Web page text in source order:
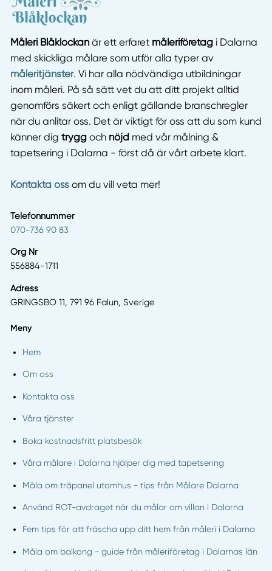
Måleri Blåklockanär ett erfaret måleriföretagi Dalarna
med skickliga målare som utför alla typer av
måleritjänster. Vi har alla nödvändiga utbildningar
inom måleri. På så sätt vet du att ditt projekt alltid
genomförs säkert och enligt gällande branschregler
när du anlitar oss. Det är viktigt för oss att du som kund
känner dig tryggoch nöjdmed vår målning &
tapetsering i Dalarna - först då är vårt arbete klart.
Kontakta ossom du vill veta mer!
Telefonnummer
070-736 90 83
Org Nr
556884-1711
Adress
GRINGSBO 11, 791 96 Falun, Sverige
Meny
Hem
Om oss
Kontakta oss
Våra tjänster
Boka kostnadsfritt platsbesök
Våra målare i Dalarna hjälper dig med tapetsering
Måla om träpanel utomhus - tips från Målare Dalarna
Använd ROT-avdraget när du målar om villan i Dalarna
Fem tips för att fräscha upp ditt hem från måleri i Dalarna
Måla om balkong - guide från måleriföretag i Dalarnas län